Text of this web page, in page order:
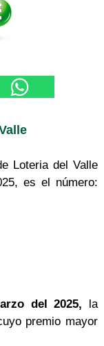
Loteria del Valle
es el número:
del 2025, la
premio mayor